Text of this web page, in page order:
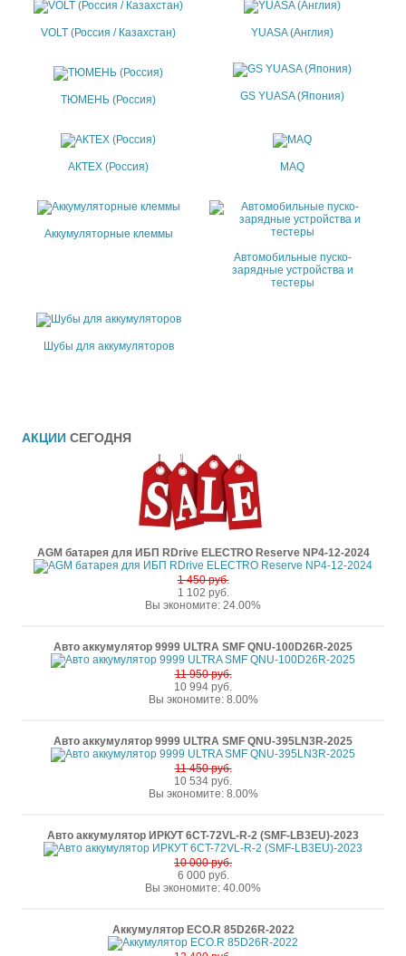
VOLT (Россия / Казахстан) YUASA (Англия)
ТЮМЕНЬ (Россия) GS YUASA (Япония)
АКТЕХ (Россия) MAQ
Аккумуляторные клеммы
Автомобильные пуско-
зарядные устройства и
тестеры
Шубы для аккумуляторов
АКЦИИ СЕГОДНЯ
AGM батарея для ИБП RDrive ELECTRO Reserve NP4-12-2024
1 450 руб.
1 102 руб.
Вы экономите: 24.00%
Авто аккумулятор 9999 ULTRA SMF QNU-100D26R-2025
11 950 руб.
10 994 руб.
Вы экономите: 8.00%
Авто аккумулятор 9999 ULTRA SMF QNU-395LN3R-2025
11 450 руб.
10 534 руб.
Вы экономите: 8.00%
Авто аккумулятор ИРКУТ 6CT-72VL-R-2 (SMF-LB3EU)-2023
10 000 руб.
6 000 руб.
Вы экономите: 40.00%
Аккумулятор ECO.R 85D26R-2022